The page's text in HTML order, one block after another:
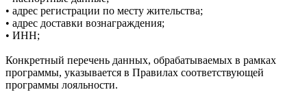
• адрес регистрации по месту жительства;
• адрес доставки вознаграждения;
• ИНН;
Конкретный перечень данных, обрабатываемых в рамках
программы, указывается в Правилах соответствующей
программы лояльности.